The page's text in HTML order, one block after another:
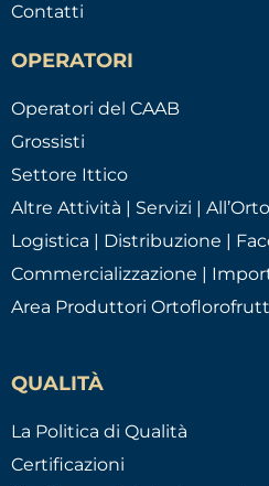
Contatti
OPERATORI
Operatori del CAAB
Grossisti
Settore Ittico
Altre Attività | Servizi |
Logistica | Distribuzione |
Commercializzazione |
Area Produttori
QUALITÀ
La Politica di Qualità
Certificazioni